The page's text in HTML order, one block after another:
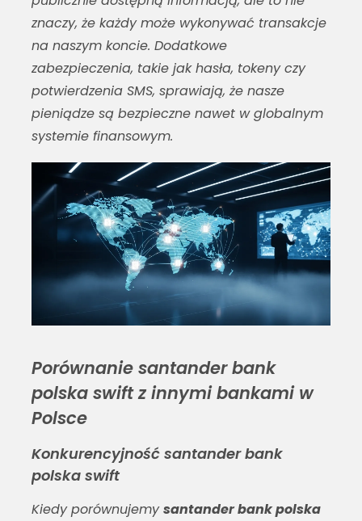
znaczy, że każdy może wykonywać transakcje
na naszym koncie. Dodatkowe
zabezpieczenia, takie jak hasła, tokeny czy
potwierdzenia SMS, sprawiają, że nasze
pieniądze są bezpieczne nawet w globalnym
systemie finansowym.
Porównanie santander bank
polska swift z innymi bankami w
Polsce
Konkurencyjność santander bank
polska swift
Kiedy porównujemysantander bank polska